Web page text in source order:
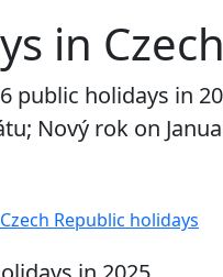
in
public holidays in
Nový rok on
Republic holidays